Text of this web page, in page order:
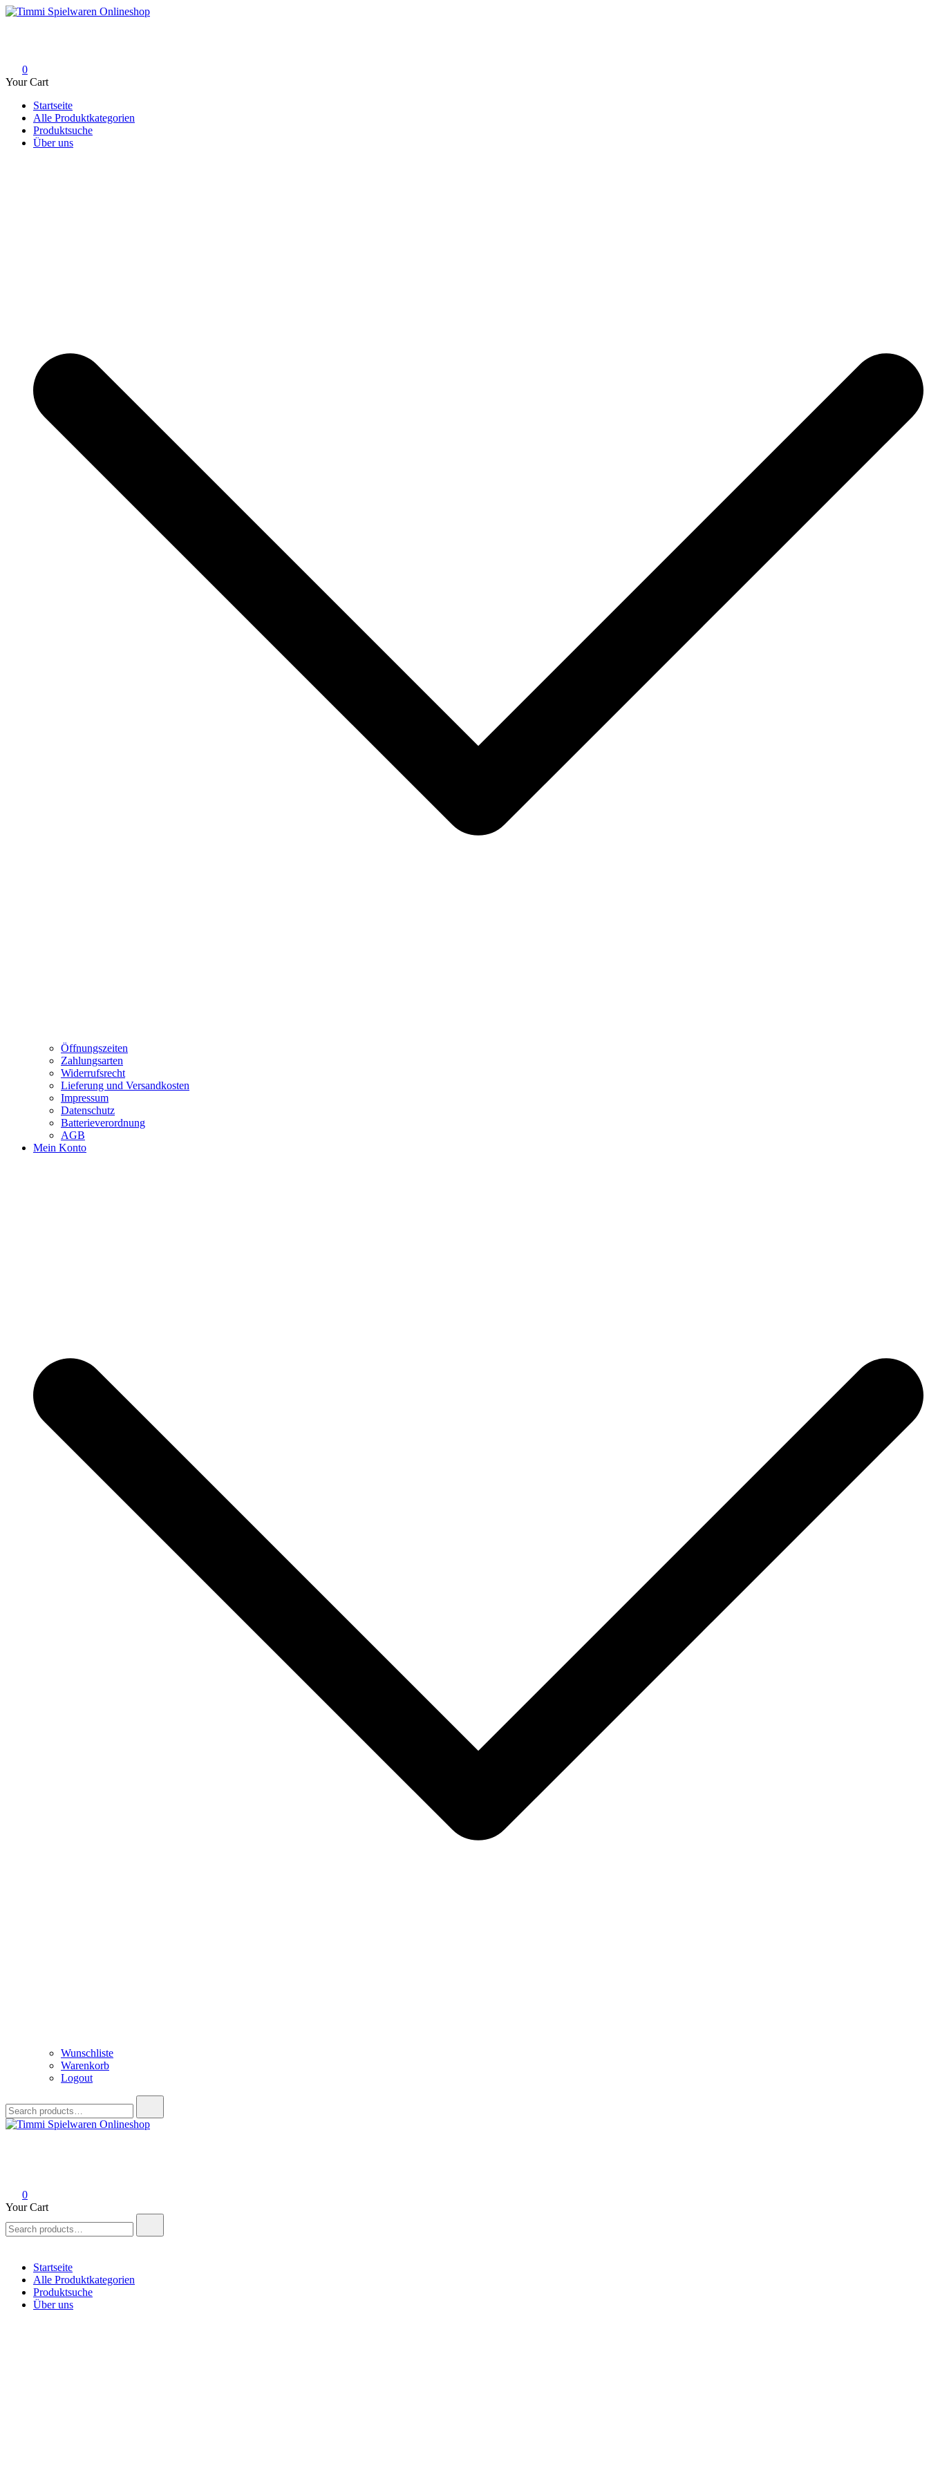
Skip
0
Your Cart
Startseite
Alle Produktkategorien
Produktsuche
Über uns
Öffnungszeiten
Zahlungsarten
Widerrufsrecht
Lieferung und Versandkosten
Impressum
Datenschutz
Batterieverordnung
AGB
Mein Konto
Wunschliste
Warenkorb
Logout
for:
0
Your Cart
for:
Startseite
Alle Produktkategorien
Produktsuche
Über uns